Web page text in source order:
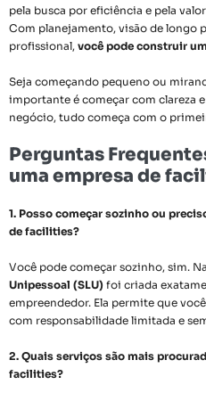
pela busca por eficiência e pela
Com planejamento, visão de longo
profissional, você pode construir
Seja começando pequeno ou
importante é começar com clareza
negócio, tudo começa com o
Perguntas
uma empresa de
1. Posso começar sozinho ou
de facilities?
Você pode começar sozinho, sim.
Unipessoal (SLU) foi criada
empreendedor. Ela permite que
com responsabilidade limitada e
2. Quais serviços são mais
facilities?